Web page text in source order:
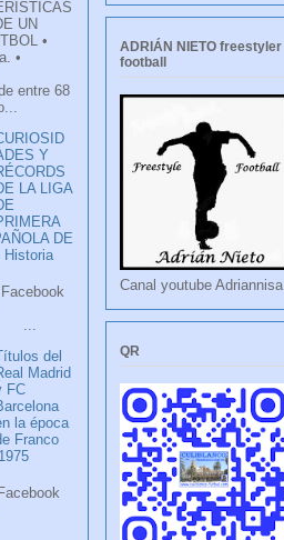
UN
•
•
entre 68
Y
LA LIGA
DE
Historia
del
Madrid
FC
la época
Franco
ADRIÁN NIETO freestyler
football
Canal youtube Adriannisa
QR